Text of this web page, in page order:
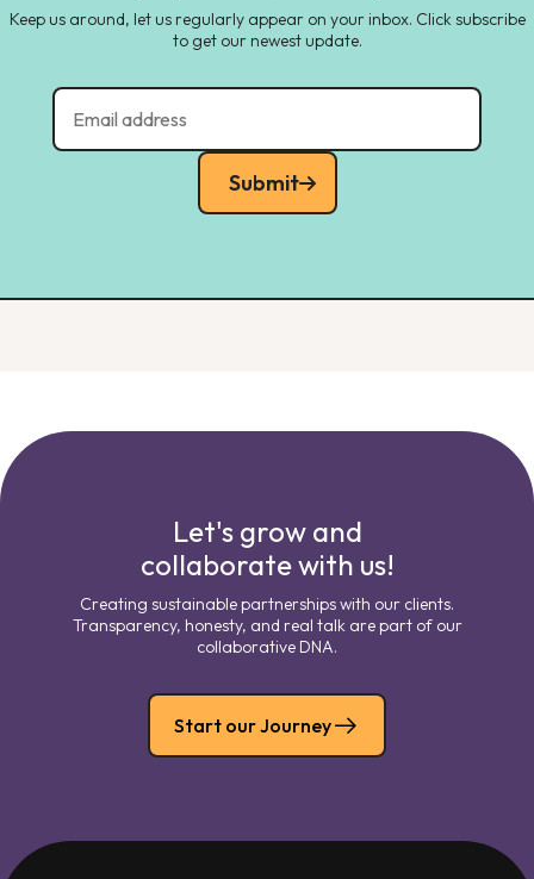
Keep us around, let us regularly appear on your inbox. Click subscribe
to get our newest update.
Submit
Let's grow and
collaborate with us!
Creating sustainable partnerships with our clients.
Transparency, honesty, and real talk are part of our
collaborative DNA.
Start our Journey